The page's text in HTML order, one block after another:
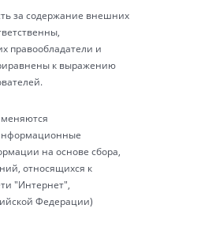
за содержание внешних
правообладатели и
к выражению
на основе сбора,
относящихся к
"Интернет",
Федерации)